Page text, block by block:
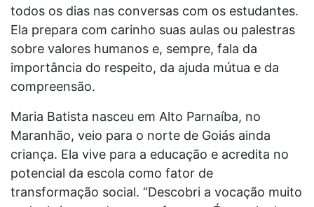
todos os dias nas conversas com os estudantes.
Ela prepara com carinho suas aulas ou palestras
sobre valores humanos e, sempre, fala da
importância do respeito, da ajuda mútua e da
compreensão.
Maria Batista nasceu em Alto Parnaíba, no
Maranhão, veio para o norte de Goiás ainda
criança. Ela vive para a educação e acredita no
potencial da escola como fator de
transformação social. “Descobri a vocação muito